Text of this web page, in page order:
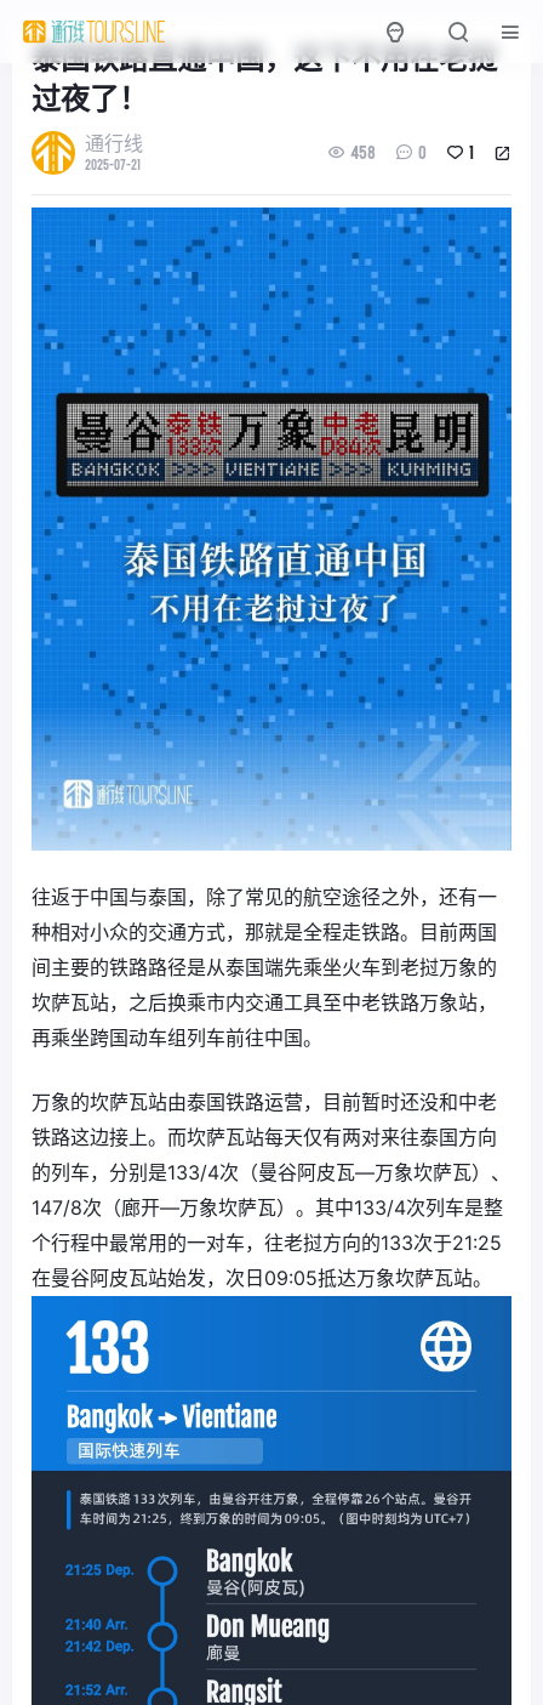
泰国铁路直通中国，这下不用在老挝
过夜了！
通行线
2025-07-21
458 0 1
往返于中国与泰国，除了常见的航空途径之外，还有一
种相对小众的交通方式，那就是全程走铁路。目前两国
间主要的铁路路径是从泰国端先乘坐火车到老挝万象的
坎萨瓦站，之后换乘市内交通工具至中老铁路万象站，
再乘坐跨国动车组列车前往中国。
万象的坎萨瓦站由泰国铁路运营，目前暂时还没和中老
铁路这边接上。而坎萨瓦站每天仅有两对来往泰国方向
的列车，分别是133/4次（曼谷阿皮瓦—万象坎萨瓦）、
147/8次（廊开—万象坎萨瓦）。其中133/4次列车是整
个行程中最常用的一对车，往老挝方向的133次于21:25
在曼谷阿皮瓦站始发，次日09:05抵达万象坎萨瓦站。